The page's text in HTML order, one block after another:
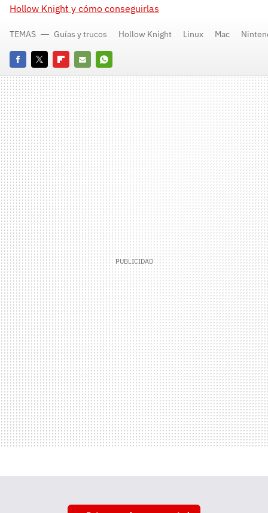
Hollow Knight y cómo conseguirlas
FacebookTwitterFlipboard
E-
mail
Whatsapp
TEMAS Guías y trucos Hollow Knight Linux Mac